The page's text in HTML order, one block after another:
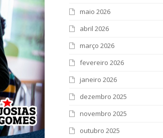
maio 2026
abril 2026
março 2026
fevereiro 2026
janeiro 2026
dezembro 2025
novembro 2025
outubro 2025